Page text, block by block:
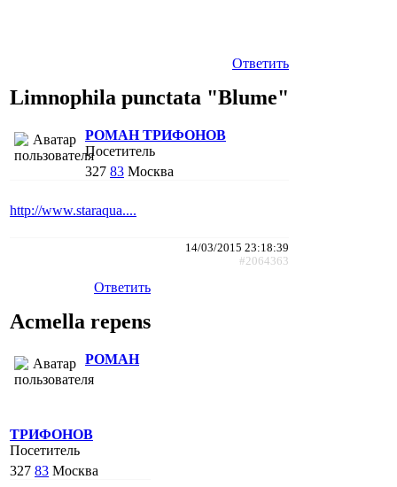
Ответить
Limnophila punctata "Blume"
РОМАН ТРИФОНОВ
Посетитель
327 83 Москва
http://www.staraqua....
14/03/2015 23:18:39
#2064363
Ответить
Acmella repens
РОМАН
ТРИФОНОВ
Посетитель
327 83 Москва